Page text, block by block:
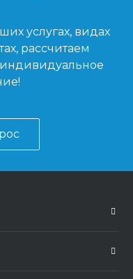
услугах, видах
рассчитаем